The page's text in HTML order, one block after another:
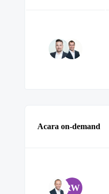
Acara on-demand
RW